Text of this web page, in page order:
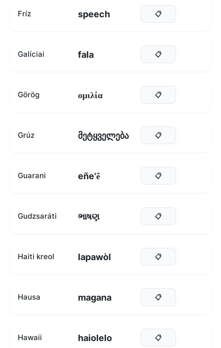
Fríz speech 📋
Galíciai fala 📋
Görög ομιλία 📋
Grúz მეტყველება 📋
Guarani eñe'ẽ 📋
Gudzsaráti ભાષણ 📋
Haiti kreol lapawòl 📋
Hausa magana 📋
Hawaii haiolelo 📋